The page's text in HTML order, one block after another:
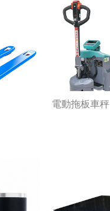
電動拖板車秤